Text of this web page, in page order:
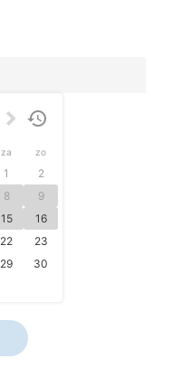
za zo
1
2
8
9
15
16
22
23
29
30